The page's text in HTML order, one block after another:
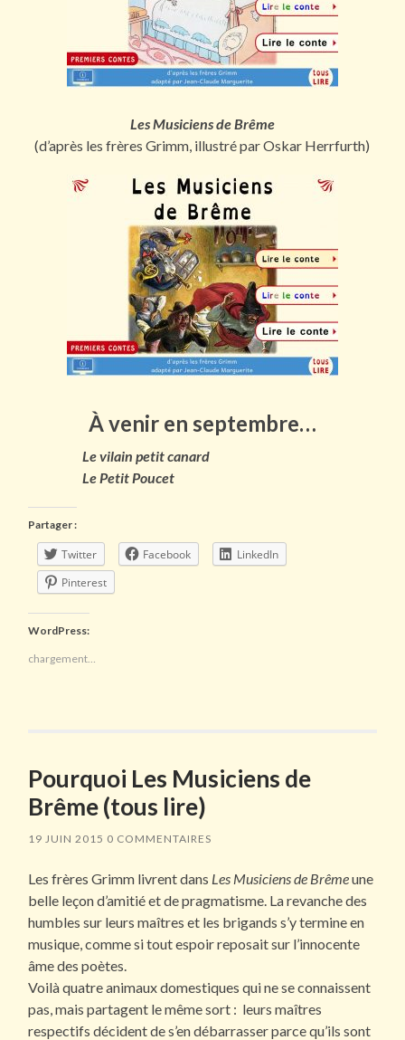
Les Musiciens de Brême
(d’après les frères Grimm, illustré par Oskar Herrfurth)
À venir en septembre…
Le vilain petit canard
Le Petit Poucet
Partager :
Twitter Facebook
LinkedIn
Pinterest
WordPress:
chargement…
Pourquoi Les Musiciens de
Brême (tous lire)
19 JUIN 2015 0 COMMENTAIRES
Les frères Grimm livrent dans Les Musiciens de Brêmeune
belle leçon d’amitié et de pragmatisme. La revanche des
humbles sur leurs maîtres et les brigands s’y termine en
musique, comme si tout espoir reposait sur l’innocente
âme des poètes.
Voilà quatre animaux domestiques qui ne se connaissent
pas, mais partagent le même sort : leurs maîtres
respectifs décident de s’en débarrasser parce qu’ils sont